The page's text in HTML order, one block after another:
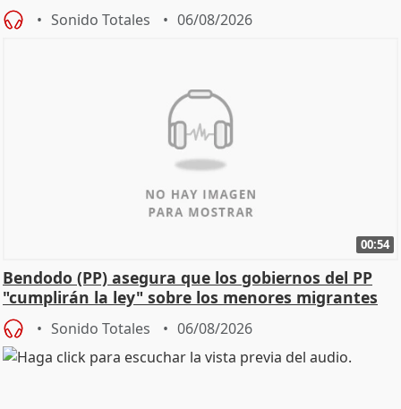
Sonido Totales 06/08/2026
00:54
Bendodo (PP) asegura que los gobiernos del PP
"cumplirán la ley" sobre los menores migrantes
Sonido Totales 06/08/2026